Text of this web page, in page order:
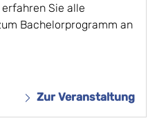
Sie alle
Bachelorprogramm an
Zur Veranstaltung